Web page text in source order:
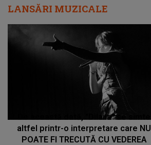
LANSĂRI MUZICALE
De această dată, "Dilaila" se simte
altfel printr-o interpretare care NU
POATE FI TRECUTĂ CU VEDEREA